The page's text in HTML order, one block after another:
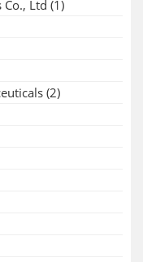
Ltd (1)
(2)